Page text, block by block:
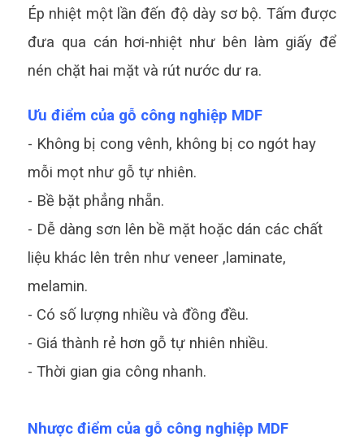
Ép nhiệt một lần đến độ dày sơ bộ. Tấm được
đưa qua cán hơi-nhiệt như bên làm giấy để
nén chặt hai mặt và rút nước dư ra.
Ưu điểm của gỗ công nghiệp MDF
- Không bị cong vênh, không bị co ngót hay
mỗi mọt như gỗ tự nhiên.
- Bề bặt phẳng nhẵn.
- Dễ dàng sơn lên bề mặt hoặc dán các chất
liệu khác lên trên như veneer ,laminate,
melamin.
- Có số lượng nhiều và đồng đều.
- Giá thành rẻ hơn gỗ tự nhiên nhiều.
- Thời gian gia công nhanh.
Nhược điểm của gỗ công nghiệp MDF